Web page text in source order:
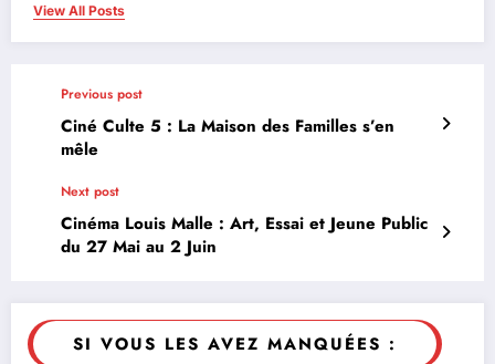
View All Posts
Previous post
Ciné Culte 5 : La Maison des Familles s’en
mêle
Next post
Cinéma Louis Malle : Art, Essai et Jeune Public
du 27 Mai au 2 Juin
SI VOUS LES AVEZ MANQUÉES :